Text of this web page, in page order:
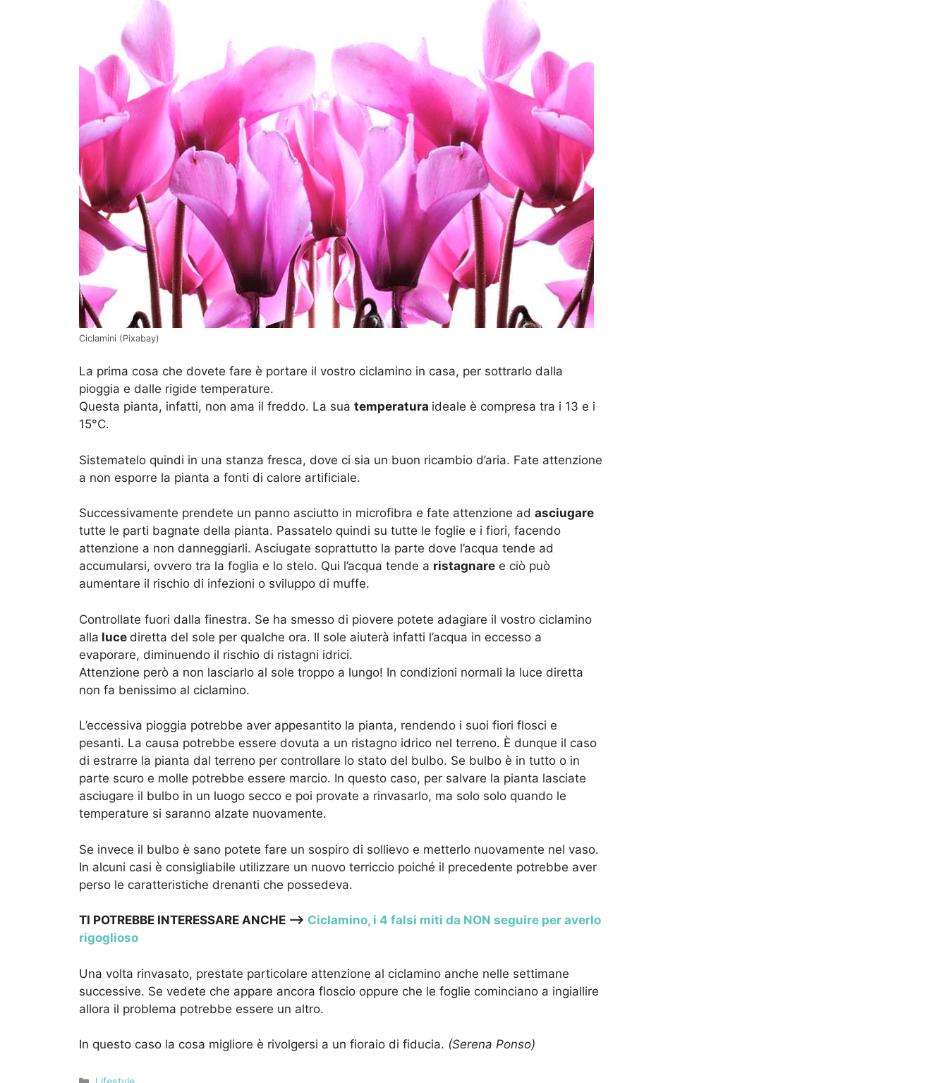
Ciclamini (Pixabay)
La prima cosa che dovete fare è portare il vostro ciclamino in casa, per sottrarlo dalla
pioggia e dalle rigide temperature.
Questa pianta, infatti, non ama il freddo. La sua temperatura ideale è compresa tra i 13 e i
15°C.
Sistematelo quindi in una stanza fresca, dove ci sia un buon ricambio d’aria. Fate attenzione
a non esporre la pianta a fonti di calore artificiale.
Successivamente prendete un panno asciutto in microfibra e fate attenzione ad asciugare
tutte le parti bagnate della pianta. Passatelo quindi su tutte le foglie e i fiori, facendo
attenzione a non danneggiarli. Asciugate soprattutto la parte dove l’acqua tende ad
accumularsi, ovvero tra la foglia e lo stelo. Qui l’acqua tende a ristagnare e ciò può
aumentare il rischio di infezioni o sviluppo di muffe.
Controllate fuori dalla finestra. Se ha smesso di piovere potete adagiare il vostro ciclamino
alla luce diretta del sole per qualche ora. Il sole aiuterà infatti l’acqua in eccesso a
evaporare, diminuendo il rischio di ristagni idrici.
Attenzione però a non lasciarlo al sole troppo a lungo! In condizioni normali la luce diretta
non fa benissimo al ciclamino.
L’eccessiva pioggia potrebbe aver appesantito la pianta, rendendo i suoi fiori flosci e
pesanti. La causa potrebbe essere dovuta a un ristagno idrico nel terreno. È dunque il caso
di estrarre la pianta dal terreno per controllare lo stato del bulbo. Se bulbo è in tutto o in
parte scuro e molle potrebbe essere marcio. In questo caso, per salvare la pianta lasciate
asciugare il bulbo in un luogo secco e poi provate a rinvasarlo, ma solo solo quando le
temperature si saranno alzate nuovamente.
Se invece il bulbo è sano potete fare un sospiro di sollievo e metterlo nuovamente nel vaso.
In alcuni casi è consigliabile utilizzare un nuovo terriccio poiché il precedente potrebbe aver
perso le caratteristiche drenanti che possedeva.
TI POTREBBE INTERESSARE ANCHE –> Ciclamino, i 4 falsi miti da NON seguire per averlo
rigoglioso
Una volta rinvasato, prestate particolare attenzione al ciclamino anche nelle settimane
successive. Se vedete che appare ancora floscio oppure che le foglie cominciano a ingiallire
allora il problema potrebbe essere un altro.
In questo caso la cosa migliore è rivolgersi a un fioraio di fiducia. (Serena Ponso)